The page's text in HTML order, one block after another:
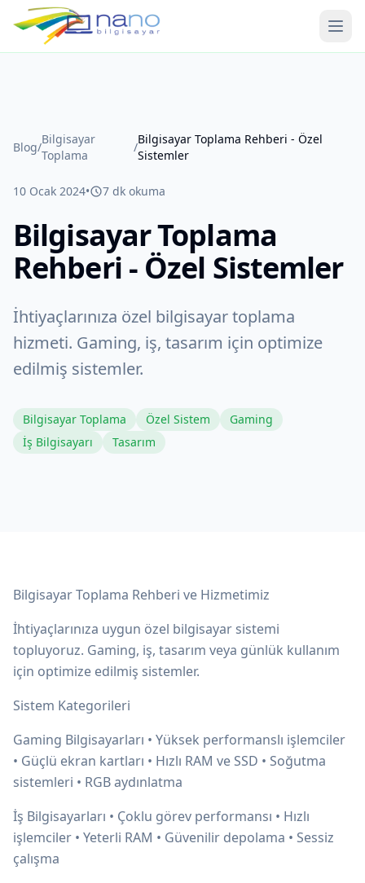
Ana
Blog/
Bilgisayar
Toplama
/
Bilgisayar Toplama Rehberi - Özel
Sistemler
10 Ocak 2024• 7 dk okuma
Bilgisayar Toplama
Rehberi - Özel Sistemler
İhtiyaçlarınıza özel bilgisayar toplama
hizmeti. Gaming, iş, tasarım için optimize
edilmiş sistemler.
Bilgisayar Toplama Özel Sistem
Gaming
İş Bilgisayarı
Tasarım
Bilgisayar Toplama Rehberi ve Hizmetimiz
İhtiyaçlarınıza uygun özel bilgisayar sistemi
topluyoruz. Gaming, iş, tasarım veya günlük kullanım
için optimize edilmiş sistemler.
Sistem Kategorileri
Gaming Bilgisayarları • Yüksek performanslı işlemciler
• Güçlü ekran kartları • Hızlı RAM ve SSD • Soğutma
sistemleri • RGB aydınlatma
İş Bilgisayarları • Çoklu görev performansı • Hızlı
işlemciler • Yeterli RAM • Güvenilir depolama • Sessiz
çalışma